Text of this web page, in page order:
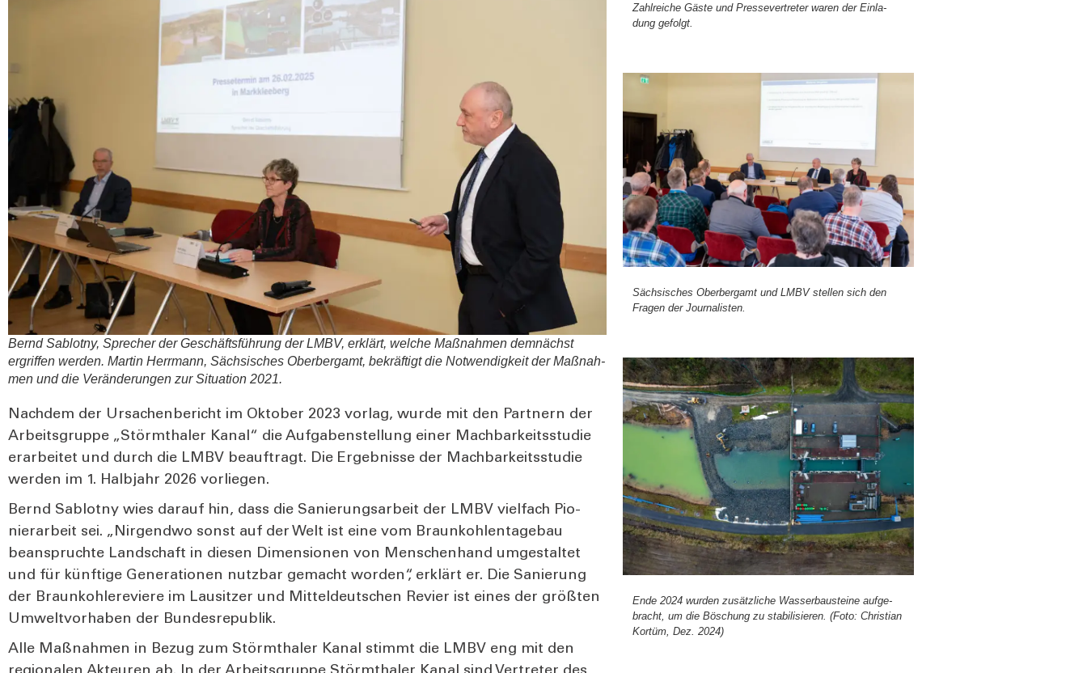
Bernd Sab­lot­ny, Spre­cher der Geschäfts­füh­rung der LMBV, erklärt, wel­che Maß­nah­men dem­nächst
ergrif­fen wer­den. Mar­tin Herr­mann, Säch­si­sches Ober­berg­amt, bekräf­tigt die Not­wen­dig­keit der Maß­nah­
men und die Ver­än­de­run­gen zur Situa­ti­on 2021.
Nach­dem der Ursa­chen­be­richt im Okto­ber 2023 vor­lag, wur­de mit den Part­nern der
Arbeits­grup­pe „Störm­tha­ler Kanal“ die Auf­ga­ben­stel­lung einer Mach­bar­keits­stu­die
erar­bei­tet und durch die LMBV beauf­tragt. Die Ergeb­nis­se der Mach­bar­keits­stu­die
wer­den im 1. Halb­jahr 2026 vor­lie­gen.
Bernd Sab­lot­ny wies dar­auf hin, dass die Sanie­rungs­ar­beit der LMBV viel­fach Pio­
nier­ar­beit sei. „Nir­gend­wo sonst auf der Welt ist eine vom Braun­koh­len­ta­ge­bau
bean­spruch­te Land­schaft in die­sen Dimen­sio­nen von Men­schen­hand umge­stal­tet
und für künf­ti­ge Gene­ra­tio­nen nutz­bar gemacht wor­den“, erklärt er. Die Sanie­rung
der Braun­koh­le­re­vie­re im Lau­sit­zer und Mit­tel­deut­schen Revier ist eines der größ­ten
Umwelt­vor­ha­ben der Bun­des­re­pu­blik.
Alle Maß­nah­men in Bezug zum Störm­tha­ler Kanal stimmt die LMBV eng mit den
Zahl­rei­che Gäs­te und Pres­se­ver­tre­ter waren der Ein­la­
dung gefolgt.
Säch­si­sches Ober­berg­amt und LMBV stel­len sich den
Fra­gen der Jour­na­lis­ten.
Ende 2024 wur­den zusätz­li­che Was­ser­bau­stei­ne auf­ge­
bracht, um die Böschung zu sta­bi­li­sie­ren. (Foto: Chris­ti­an
Kor­tüm, Dez. 2024)